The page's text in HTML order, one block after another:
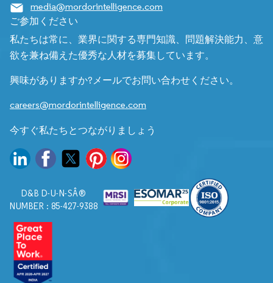
media@mordorintelligence.com
ご参加ください
私たちは常に、業界に関する専門知識、問題解決能力、意
欲を兼ね備えた優秀な人材を募集しています。
興味がありますか?メールでお問い合わせください。
careers@mordorintelligence.com
今すぐ私たちとつながりましょう
D&B D-U-N-SÂ®
NUMBER : 85-427-9388